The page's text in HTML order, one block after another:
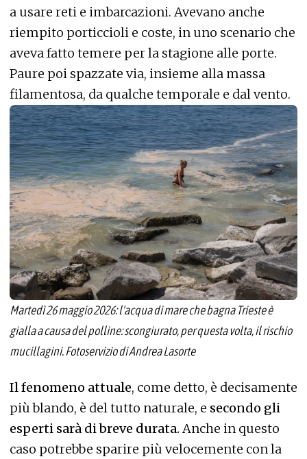
a usare reti e imbarcazioni. Avevano anche
riempito porticcioli e coste, in uno scenario che
aveva fatto temere per la stagione alle porte.
Paure poi spazzate via, insieme alla massa
filamentosa, da qualche temporale e dal vento.
Martedì 26 maggio 2026: l'acqua di mare che bagna Trieste è
gialla a causa del polline: scongiurato, per questa volta, il rischio
mucillagini. Fotoservizio di Andrea Lasorte
Il fenomeno attuale, come detto, è decisamente
più blando, è del tutto naturale, e secondo gli
esperti sarà di breve durata. Anche in questo
caso potrebbe sparire più velocemente con la